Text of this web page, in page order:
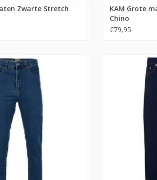
Zwarte Stretch
KAM Grote
Chino
€79,95